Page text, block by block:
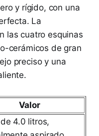
y rígido, con una
La
las cuatro esquinas
cerámicos de gran
preciso y una
Valor
4.0 litros,